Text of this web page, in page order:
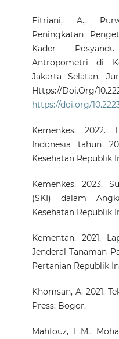
Fitriani, A.,
Peningkatan
Kader
Antropometri di
Jakarta Selatan.
Https://Doi.Org/
https://doi.org/
Kemenkes. 2022.
Indonesia tahun
Kesehatan Republik
Kemenkes. 2023.
(SKI) dalam
Kesehatan Republik
Kementan. 2021.
Jenderal Tanaman
Pertanian Republik
Khomsan, A. 2021.
Press: Bogor.
Mahfouz, E.M.,